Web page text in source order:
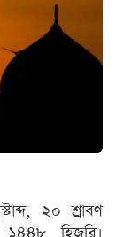
২০ শ্রাবণ